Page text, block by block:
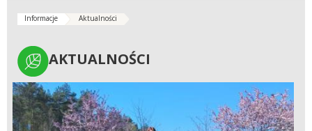
Informacje Aktualności
AKTUALNOŚCI
AKTUALNOŚCI